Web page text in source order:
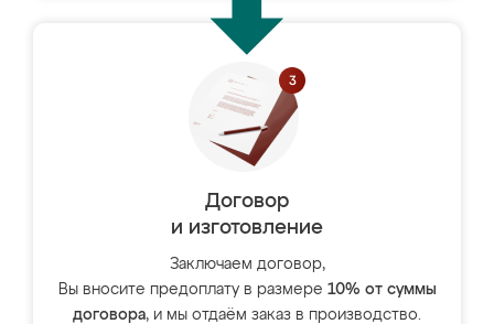
Договор
и изготовление
Заключаем договор,
Вы вносите предоплату в размере 10% от суммы
договора, и мы отдаём заказ в производство.